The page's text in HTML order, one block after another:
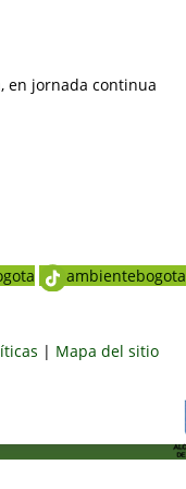
en jornada continua
ambientebogota
| Mapa del sitio